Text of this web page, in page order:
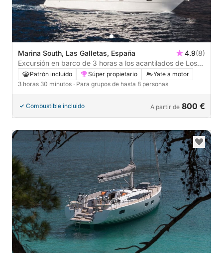
Marina South, Las Galletas, España 4.9(8)
Excursión en barco de 3 horas a los acantilados de Los
Cristianos para avistar ballenas y disfrutar del océano.
Patrón incluido Súper propietario
Yate a motor
3 horas 30 minutos · Para grupos de hasta 8 personas
Combustible incluido A partir de 800 €